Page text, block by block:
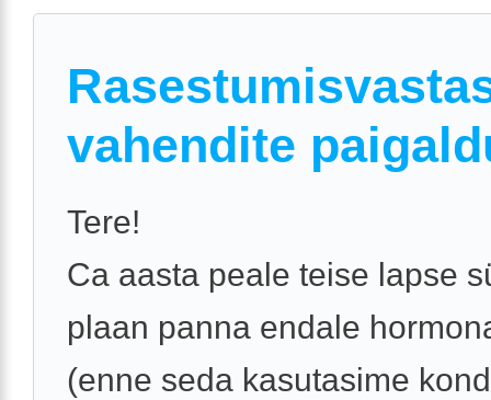
vahendite
Tere!
Ca aasta peale teise lapse
plaan panna endale
(enne seda kasutasime